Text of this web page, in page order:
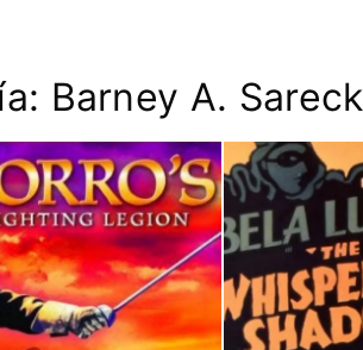
Y)
Barney A.